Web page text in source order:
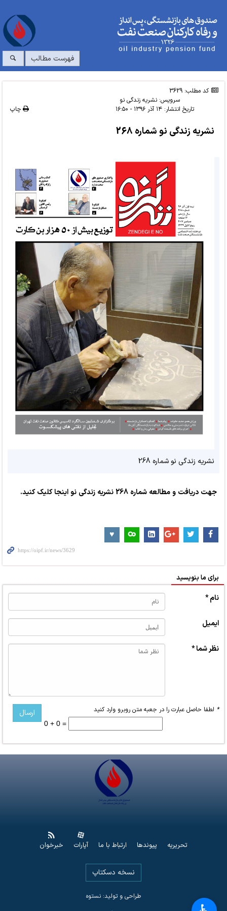
فهرست مطالب
کد مطلب: 3629
سرویس:نشریه زندگی نو
تاریخ انتشار:۱۴ آذر ۱۳۹۶ - ۱۶:۵۰ چاپ
نشریه زندگی نو شماره 268
نشریه زندگی نو شماره 268
جهت دریافت و مطالعه شماره 268 نشریه زندگی نو اینجا کلیک کنید.
برای ما بنویسید
نام *
ایمیل
نظر شما *
* لطفا حاصل عبارت را در جعبه متن روبرو وارد کنید
0 + 0 =
تحریریه پیوندها ارتباط با ما آپارات خبرخوان
نسخه دسکتاپ
طراحی و تولید: نستوه